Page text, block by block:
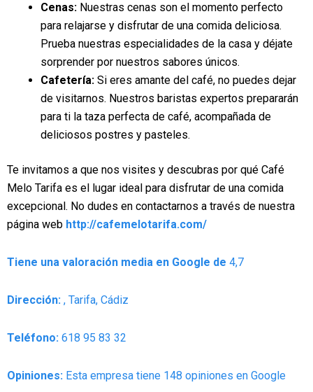
Cenas: Nuestras cenas son el momento perfecto
para relajarse y disfrutar de una comida deliciosa.
Prueba nuestras especialidades de la casa y déjate
sorprender por nuestros sabores únicos.
Cafetería: Si eres amante del café, no puedes dejar
de visitarnos. Nuestros baristas expertos prepararán
para ti la taza perfecta de café, acompañada de
deliciosos postres y pasteles.
Te invitamos a que nos visites y descubras por qué Café
Melo Tarifa es el lugar ideal para disfrutar de una comida
excepcional. No dudes en contactarnos a través de nuestra
página web http://cafemelotarifa.com/
Tiene una valoración media en Google de 4,7
Dirección: , Tarifa, Cádiz
Teléfono: 618 95 83 32
Opiniones: Esta empresa tiene 148 opiniones en Google